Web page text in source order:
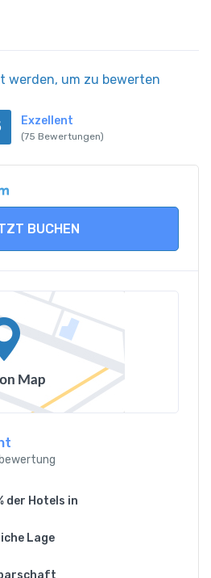
werden, um zu bewerten
Exzellent
(75 Bewertungen)
BUCHEN
der Hotels in
Lage